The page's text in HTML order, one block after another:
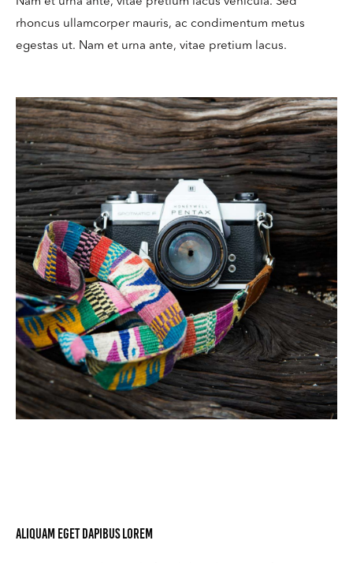
rhoncus ullamcorper mauris, ac condimentum metus
egestas ut. Nam et urna ante, vitae pretium lacus.
Aliquam eget dapibus lorem